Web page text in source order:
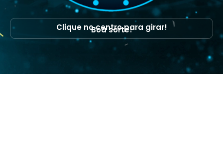
Clique no centro para girar!
Boa sorte!